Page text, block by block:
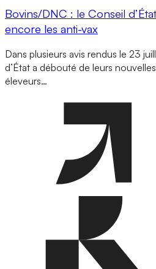
Bovins/DNC : le Conseil
encore les anti-vax
Dans plusieurs avis rendus le 23
d’État a débouté de leurs
éleveurs…